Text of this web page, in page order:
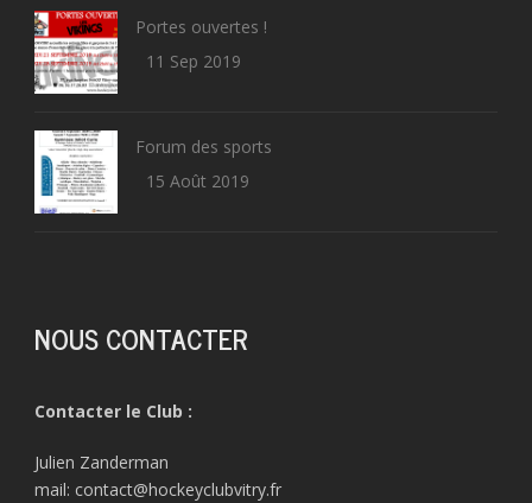
Portes ouvertes !
11 Sep 2019
Forum des sports
15 Août 2019
NOUS CONTACTER
Contacter le Club :
Julien Zanderman
mail: contact@hockeyclubvitry.fr